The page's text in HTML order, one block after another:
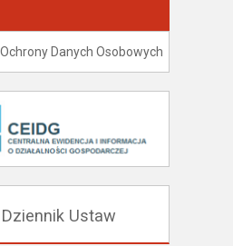
Danych Osobowych
Dziennik Ustaw